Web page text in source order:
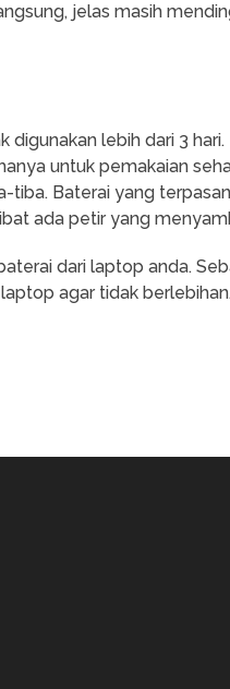
jelas masih
lebih dari 3
untuk pemakaian
tiba. Baterai yang
ada petir yang
dari laptop anda.
agar tidak berlebihan.